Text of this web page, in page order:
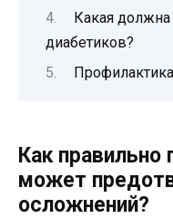
Какая
диабетиков?
Профилактика
Как правильно
может
осложнений?